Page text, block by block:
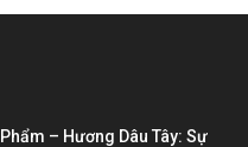
– Hương Dâu Tây: Sự